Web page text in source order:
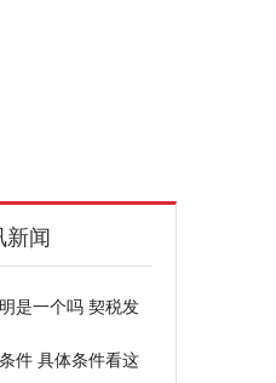
新闻
是一个吗 契税发
件 具体条件看这